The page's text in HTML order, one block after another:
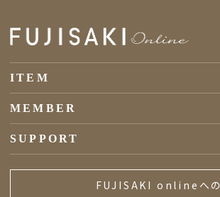
ITEM
MEMBER
SUPPORT
FUJISAKI onlineへの